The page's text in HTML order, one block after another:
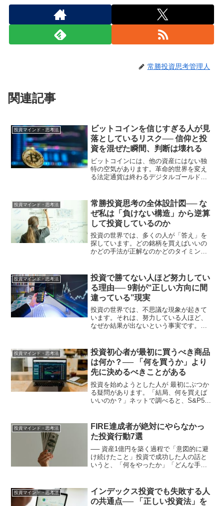
常勝投資思考管理人
関連記事
投資マインド・思考法
ビットコインを信じすぎる人が見
落としているリスク── 信仰と投
資を混ぜた瞬間、判断は壊れる
ビットコインには、他の資産にはない独
特の空気があります。革命的世界を変え
る法定通貨は終わるデジタルゴールドこ
穴があります。「信じる」ことと「投資
する」ことは、まったく別...
投資マインド・思考法
常勝投資思考の全体設計図── な
ぜ私は「負けない構造」から逆算
して投資しているのか
投資の世界では、多くの人が「答え」を
探しています。どの銘柄を買えばいいの
かどの手法が正解なのかどのタイミング
立てていません。彼らが考えているの
は、「どうすれば負けない状...
投資マインド・思考法
投資で勝てない人ほど努力してい
る理由── 9割が“正しい方向に間
違っている”現実
投資の世界では、不思議な現象が起きて
います。それは、努力している人ほど、
なぜか結果が出ないという事実です。本
も、資産は増えない。むしろ減ってい
く。一方で、特別に勉強して...
投資マインド・思考法
投資初心者が最初に買うべき商品
は何か？── 「何を買うか」より
先に決めるべきことがある
投資を始めようとした人が 最初にぶつか
る疑問があります。「結局、何を買えば
いいのか？」ネットで調べると、S&P500
ゆる情報が飛び交います。そして多くの
人は、 情報に振...
投資マインド・思考法
FIRE達成者が絶対にやらなかっ
た投資行動7選
── 資産1億円を築く過程で「意図的に避
け続けたこと」投資で成功した人の話と
いうと、「何をやったか」「どんな手法
り重要なのは「何をやらなかったか」**
です。私はこれま...
投資マインド・思考法
インデックス投資でも失敗する人
の共通点── 「正しい投資法」を